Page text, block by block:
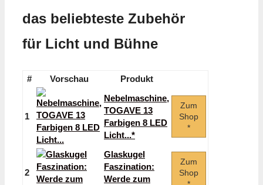
das beliebteste Zubehör
für Licht und Bühne
# Vorschau Produkt
1
Nebelmaschine,
TOGAVE 13
Farbigen 8 LED
Licht...*
Zum
Shop
*
2
Glaskugel
Faszination:
Werde zum
Zum
Shop